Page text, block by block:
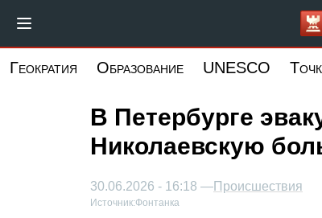
основному
Геократия Образование UNESCO
В Петербурге
Николаевскую
30.06.2026 - 16:18 —Происшествия
Источник:Фонтанка